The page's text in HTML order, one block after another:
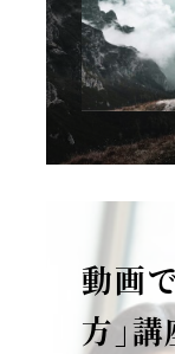
動画
方」